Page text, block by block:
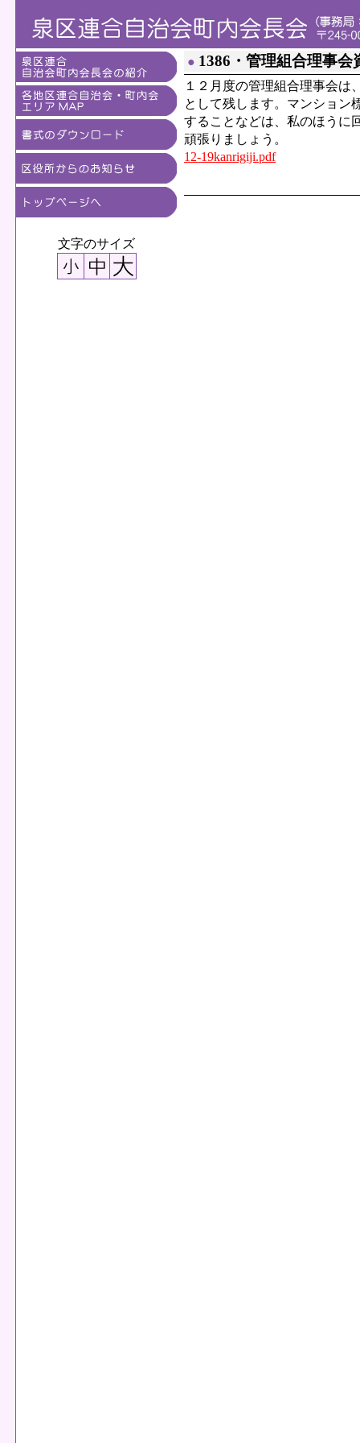
文字のサイズ
● 1386・管理組合理事会
１２月度の管理組合理事会は
として残します。マンション
することなどは、私のほうに
頑張りましょう。
12-19kanrigiji.pdf